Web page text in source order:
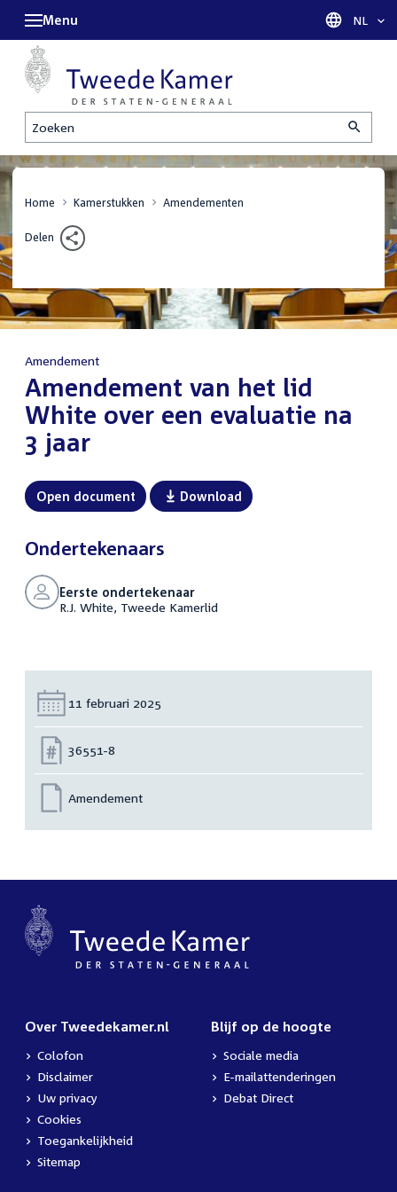
Zoeken
Menu Taal
NL
Home Kamerstukken Amendementen
Delen
Amendement
Amendement van het lid
White over een evaluatie na
3 jaar
Open document Download
Ondertekenaars
Eerste ondertekenaar
R.J. White, Tweede Kamerlid
Datum:
11 februari 2025
Nummer:
36551-8
Amendement
Over Tweedekamer.nl
Colofon
Disclaimer
Uw privacy
Cookies
Toegankelijkheid
Sitemap
Blijf op de hoogte
Sociale media
E-mailattenderingen
Debat Direct